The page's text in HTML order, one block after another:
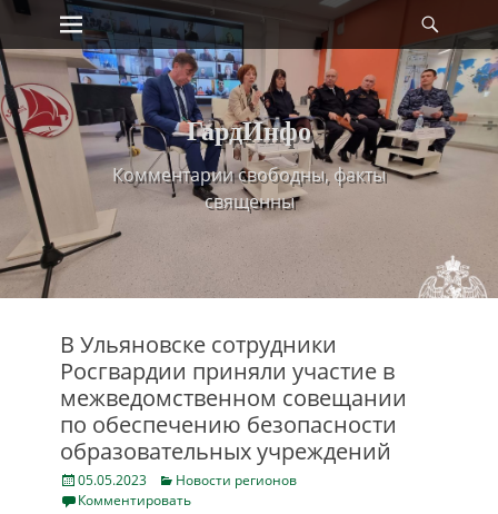
Skip
content
Primary Menu
ГардИнфо
Комментарии свободны, факты
священны
В Ульяновске сотрудники
Росгвардии приняли участие в
межведомственном совещании
по обеспечению безопасности
образовательных учреждений
Posted
on
05.05.2023 Categories
Новости регионов
Комментировать